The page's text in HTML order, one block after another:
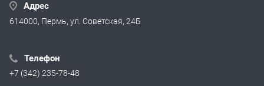
Адрес
614000, Пермь, ул. Советская, 24Б
Телефон
+7 (342) 235-78-48